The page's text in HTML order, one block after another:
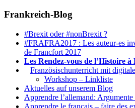
Frankreich-Blog
#Brexit oder #nonBrexit ?
#FRAFRA2017 : Les auteur-es
de Francfort 2017
Les Rendez-vous de l’Histoire à
Französischunterricht mit
Workshop – Linkliste
Aktuelles auf unserem Blog
Apprendre l’allemand:
Apprendre le français – faire des